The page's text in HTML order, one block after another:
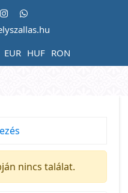
EUR HUF RON
nincs találat.